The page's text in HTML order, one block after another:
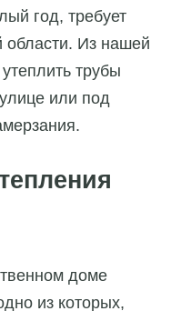
год, требует
области. Из нашей
трубы
или под
доме
из которых,